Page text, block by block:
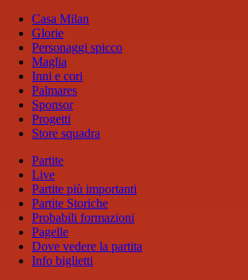
Casa Milan
Glorie
Personaggi spicco
Maglia
Inni e cori
Palmares
Sponsor
Progetti
Store squadra
Partite
Live
Partite più importanti
Partite Storiche
Probabili formazioni
Pagelle
Dove vedere la partita
Info biglietti